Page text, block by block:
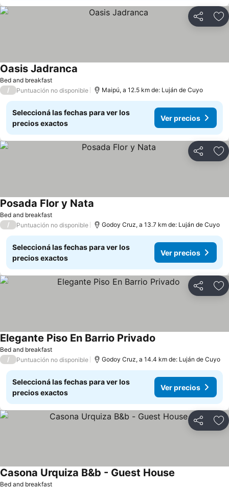
Compartir
Bed and breakfast
Oasis Jadranca
/ Puntuación no disponible Maipú, a 12.5 km de: Luján de Cuyo
Seleccioná las fechas para ver los
precios exactos
Ver precios
Compartir
Bed and breakfast
Posada Flor y Nata
/ Puntuación no disponible Godoy Cruz, a 13.7 km de: Luján de Cuyo
Seleccioná las fechas para ver los
precios exactos
Ver precios
Compartir
Bed and breakfast
Elegante Piso En Barrio Privado
/ Puntuación no disponible Godoy Cruz, a 14.4 km de: Luján de Cuyo
Seleccioná las fechas para ver los
precios exactos
Ver precios
Compartir
Bed and breakfast
Casona Urquiza B&b - Guest House